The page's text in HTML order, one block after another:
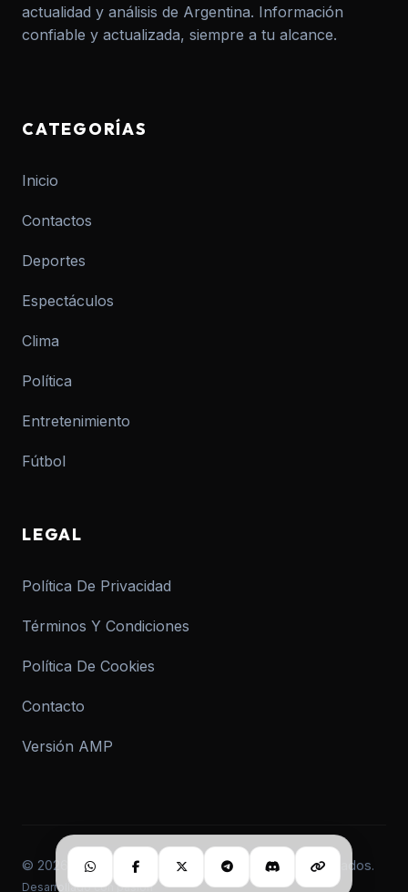
actualidad y análisis de Argentina. Información
confiable y actualizada, siempre a tu alcance.
CATEGORÍAS
Inicio
Contactos
Deportes
Espectáculos
Clima
Política
Entretenimiento
Fútbol
LEGAL
Política De Privacidad
Términos Y Condiciones
Política De Cookies
Contacto
Versión AMP
© 2026 informar.com.ar. Todos los derechos reservados.
Desarrollado con pasión